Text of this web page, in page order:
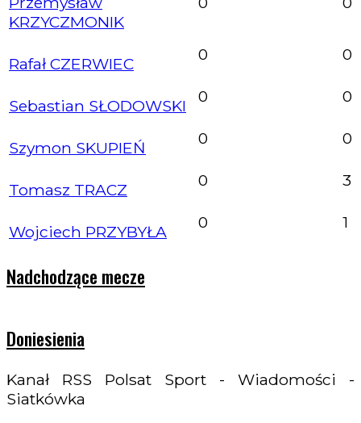
KRZYCZMONIK
Rafał CZERWIEC 0 0
Sebastian SŁODOWSKI 0 0
Szymon SKUPIEŃ 0 0
Tomasz TRACZ 0 3
Wojciech PRZYBYŁA 0 1
Nadchodzące mecze
Doniesienia
Kanał RSS Polsat Sport - Wiadomości -
Siatkówka